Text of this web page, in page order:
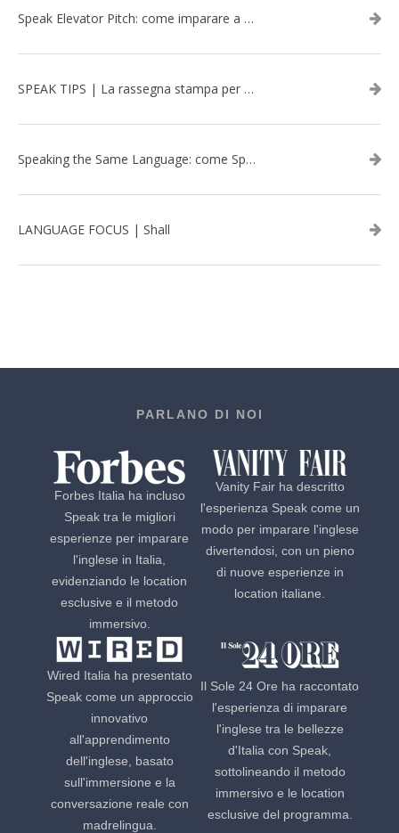
Speak Elevator Pitch: come imparare a gestire una presentazione in inglese
SPEAK TIPS | La rassegna stampa per migliorare l’inglese - febbraio 2026
Speaking the Same Language: come Speak aiuta a rafforzare i team attraverso il Team Building in inglese
LANGUAGE FOCUS | Shall
PARLANO DI NOI
Forbes Italia ha incluso
Speak tra le migliori
esperienze per imparare
l'inglese in Italia,
evidenziando le location
esclusive e il metodo
immersivo.
Vanity Fair ha descritto
l'esperienza Speak come un
modo per imparare l'inglese
divertendosi, con un pieno
di nuove esperienze in
location italiane.
Wired Italia ha presentato
Speak come un approccio
innovativo
all'apprendimento
dell'inglese, basato
sull'immersione e la
conversazione reale con
madrelingua.
Il Sole 24 Ore ha raccontato
l'esperienza di imparare
l'inglese tra le bellezze
d'Italia con Speak,
sottolineando il metodo
immersivo e le location
esclusive del programma.